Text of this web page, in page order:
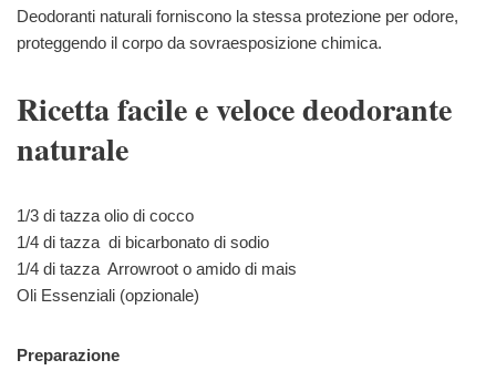
Deodoranti naturali forniscono la stessa protezione per odore,
proteggendo il corpo da sovraesposizione chimica.
Ricetta facile e veloce deodorante
naturale
1/3 di tazza olio di cocco
1/4 di tazza di bicarbonato di sodio
1/4 di tazza Arrowroot o amido di mais
Oli Essenziali (opzionale)
Preparazione